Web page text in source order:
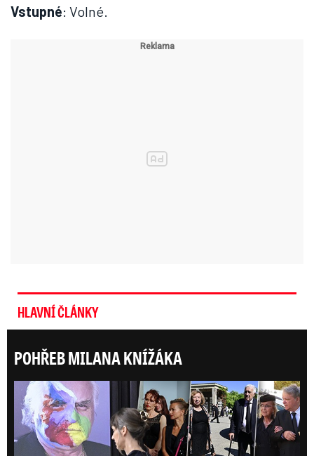
Vstupné: Volné.
HLAVNÍ ČLÁNKY
POHŘEB MILANA KNÍŽÁKA